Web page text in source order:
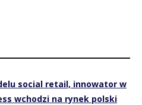
social retail, innowator w
wchodzi na rynek polski